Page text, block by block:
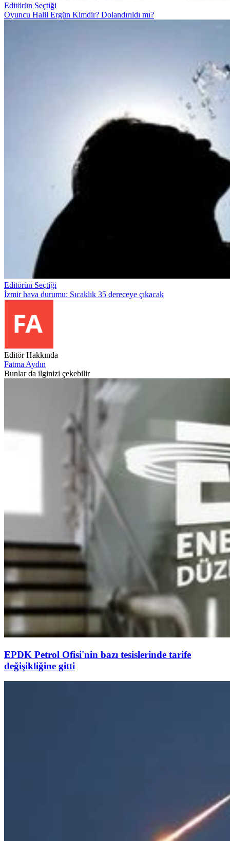
Editörün Seçtiği
Oyuncu Halil Ergün Kimdir? Dolandırıldı mı?
Editörün Seçtiği
İzmir hava durumu: Sıcaklık 35 dereceye çıkacak
Editör Hakkında
Fatma Aydın
Bunlar da ilginizi çekebilir
EPDK Petrol Ofisi'nin bazı tesislerinde tarife
değişikliğine gitti